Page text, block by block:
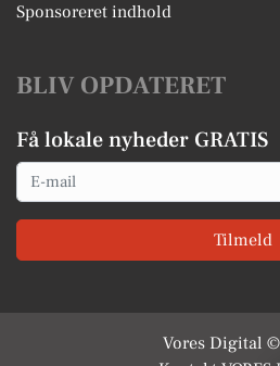
Sponsoreret indhold
BLIV OPDATERET
Få lokale nyheder GRATIS
Email
Tilmeld
Vores Digital